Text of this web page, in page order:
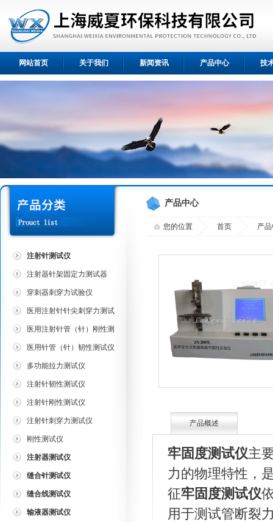
网站首页 关于我们 新闻资讯 产品中心 技
注射针测试仪
注射器针架固定力测试器
穿刺器刺穿力试验仪
医用注射针针尖刺穿力测试
仪
医用注射针管（针）刚性测
试仪
医用针管（针）韧性测试仪
多功能拉力测试仪
注射针韧性测试仪
注射针刚性测试仪
注射针刺穿力测试仪
刚性测试仪
注射器测试仪
缝合针测试仪
缝合线测试仪
输液器测试仪
产品中心
您的位置 首页 产
产品概述
牢固度测试仪主
力的物理特性，
征牢固度测试仪
用于测试管断裂